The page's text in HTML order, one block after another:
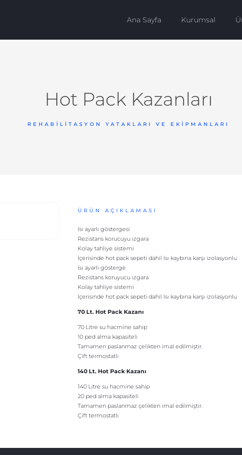
Ana Sayfa Kurumsal
Hot Pack Kazanları
REHABILITASYON YATAKLARI VE EKIPMANLARI
ÜRÜN AÇIKLAMASI
lsı ayarlı göstergesi
Rezistans korucuyu ızgara
Kolay tahliye sistemi
İçerisinde hot pack sepeti dahil lsı kaybına karşı izolasyonlu
lsı ayarlı gösterge
Rezistans koruyucu ızgara
Kolay tahliye sistemi
İçerisinde hot pack sepeti dahil lsı kaybına karşı izolasyonlu
70 Lt. Hot Pack Kazanı
70 Litre su hacmine sahip
10 ped alma kapasiteli
Tamamen paslanmaz çelikten imal edilmiştir.
Çift termostatlı
140 Lt. Hot Pack Kazanı
140 Litre su hacmine sahip
20 ped alma kapasiteli
Tamamen paslanmaz çelikten imal edilmiştir.
Çift termostatlı